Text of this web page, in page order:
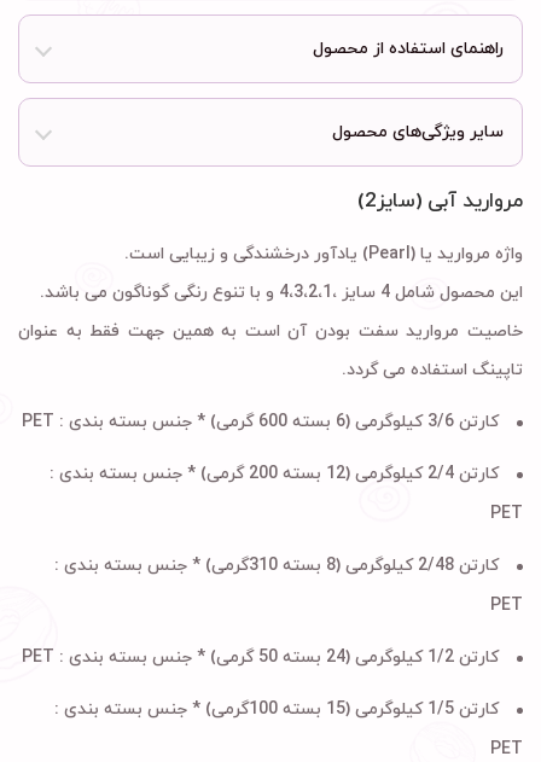
راهنمای استفاده از محصول
سایر ویژگی‌های محصول
مروارید آبی (سایز2)
واژه مروارید یا (Pearl) یادآور درخشندگی و زیبایی است.
این محصول شامل 4 سایز ،4،3،2،1 و با تنوع رنگی گوناگون می باشد.
خاصیت مروارید سفت بودن آن است به همین جهت فقط به عنوان
تاپینگ استفاده می گردد.
کارتن 3/6 کیلوگرمی (6 بسته 600 گرمی) * جنس بسته بندی : PET
کارتن 2/4 کیلوگرمی (12 بسته 200 گرمی) * جنس بسته بندی
:
PET
کارتن 2/48 کیلوگرمی (8 بسته 310گرمی) * جنس بسته بندی
:
PET
کارتن 1/2 کیلوگرمی (24 بسته 50 گرمی) * جنس بسته بندی : PET
کارتن 1/5 کیلوگرمی (15 بسته 100گرمی) * جنس بسته بندی
:
PET